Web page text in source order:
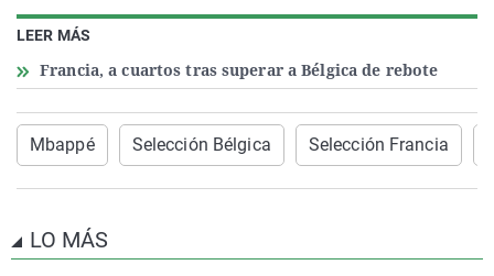
LEER MÁS
Francia, a cuartos tras superar a Bélgica de rebote
Mbappé Selección Bélgica Selección Francia
LO MÁS